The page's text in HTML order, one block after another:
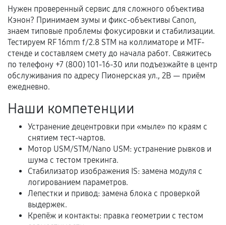
техническим характеристикам.
Документы для подтверждения
гарантии
Гарантийный талон.
услуг и сроком гарантии.
Документы на установленные комплектующие
и кассовый чек.
Расширенная гарантия
В некоторых случаях возможно оформление
расширенной гарантии. Стоимость, сроки и
Нужен проверенный сервис для сложного объектива
Кэнон? Принимаем зумы и фикс-объективы Canon,
знаем типовые проблемы фокусировки и стабилизации.
Тестируем RF 16mm f/2.8 STM на коллиматоре и MTF-
стенде и составляем смету до начала работ. Свяжитесь
по телефону +7 (800) 101-16-30 или подъезжайте в центр
обслуживания по адресу Пионерская ул., 2В — приём
ежедневно.
Наши компетенции
Устранение децентровки при «мыле» по краям с
снятием тест-чартов.
Мотор USM/STM/Nano USM: устранение рывков и
шума с тестом трекинга.
Стабилизатор изображения IS: замена модуля с
логированием параметров.
Лепестки и привод: замена блока с проверкой
выдержек.
Крепёж и контакты: правка геометрии с тестом